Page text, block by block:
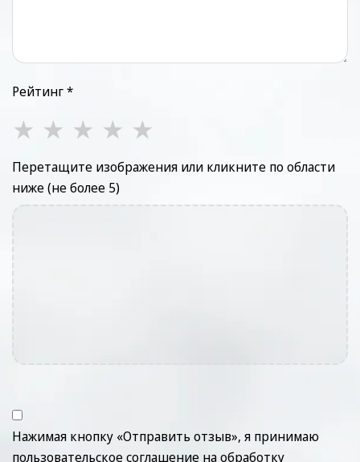
Рейтинг *
★
★
★
★
★
Перетащите изображения или кликните по области
ниже (не более 5)
Нажимая кнопку «Отправить отзыв», я принимаю
пользовательское соглашение на обработку